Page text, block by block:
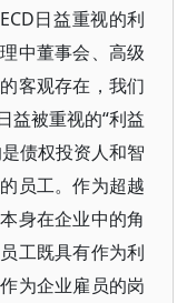
日益重视的利
中董事会、高级
客观存在，我们
益被重视的“利益
债权投资人和智
员工。作为超越
身在企业中的角
工既具有作为利
为企业雇员的岗